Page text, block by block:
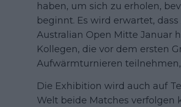
haben, um sich zu erholen,
beginnt. Es wird erwartet,
Australian Open Mitte Januar
Kollegen, die vor dem ersten
Aufwärmturnieren
Die Exhibition wird auch auf
Welt beide Matches verfolgen